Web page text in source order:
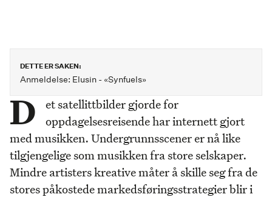
DETTE ER SAKEN:
Anmeldelse: Elusin - «Synfuels»
D
et satellittbilder gjorde for
oppdagelsesreisende har internett gjort
med musikken. Undergrunnsscener er nå like
tilgjengelige som musikken fra store selskaper.
Mindre artisters kreative måter å skille seg fra de
stores påkostede markedsføringsstrategier blir i